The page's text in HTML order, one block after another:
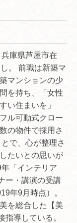
庫県芦屋市在
。 前職は新築マ
マンションの少
を持ち、「女性
い住まいを」
ル可動式クロー
の物件で採用さ
で、心が整理さ
たいとの思いが
「インテリア
ー・講演の受講
年9月時点）。
を総合した【美
指導している。